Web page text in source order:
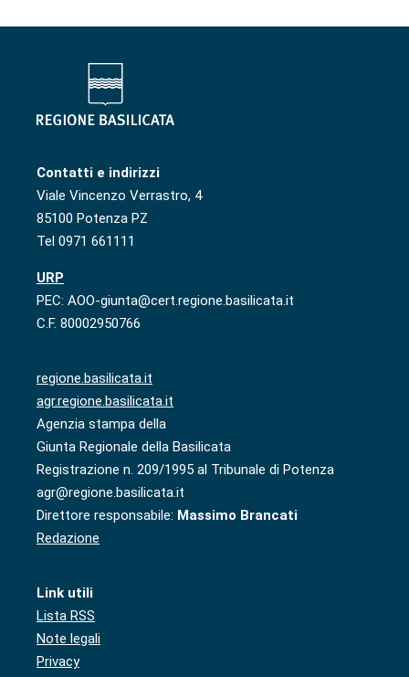
Contatti e indirizzi
Viale Vincenzo Verrastro, 4
85100 Potenza PZ
Tel 0971 661111
URP
PEC: AOO-giunta@cert.regione.basilicata.it
C.F. 80002950766
regione.basilicata.it
agr.regione.basilicata.it
Agenzia stampa della
Giunta Regionale della Basilicata
Registrazione n. 209/1995 al Tribunale di Potenza
agr@regione.basilicata.it
Direttore responsabile: Massimo Brancati
Redazione
Link utili
Lista RSS
Note legali
Privacy